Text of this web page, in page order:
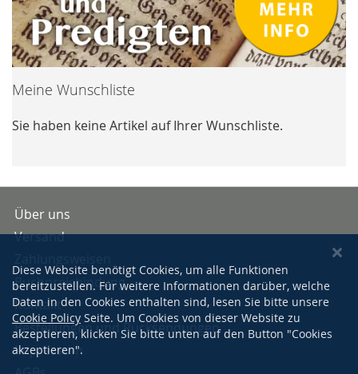
Meine Wunschliste
Sie haben keine Artikel auf Ihrer Wunschliste.
Über uns
Versand
Buchpreisbindung
Kontakt
Bestellungen und Rücksendungen
Impressum
Diese Website benötigt Cookies, um alle Funktionen
bereitzustellen. Für weitere Informationen darüber, welche
Daten in den Cookies enthalten sind, lesen Sie bitte unsere
Cookie Policy Seite. Um Cookies von dieser Website zu
akzeptieren, klicken Sie bitte unten auf den Button "Cookies
akzeptieren".